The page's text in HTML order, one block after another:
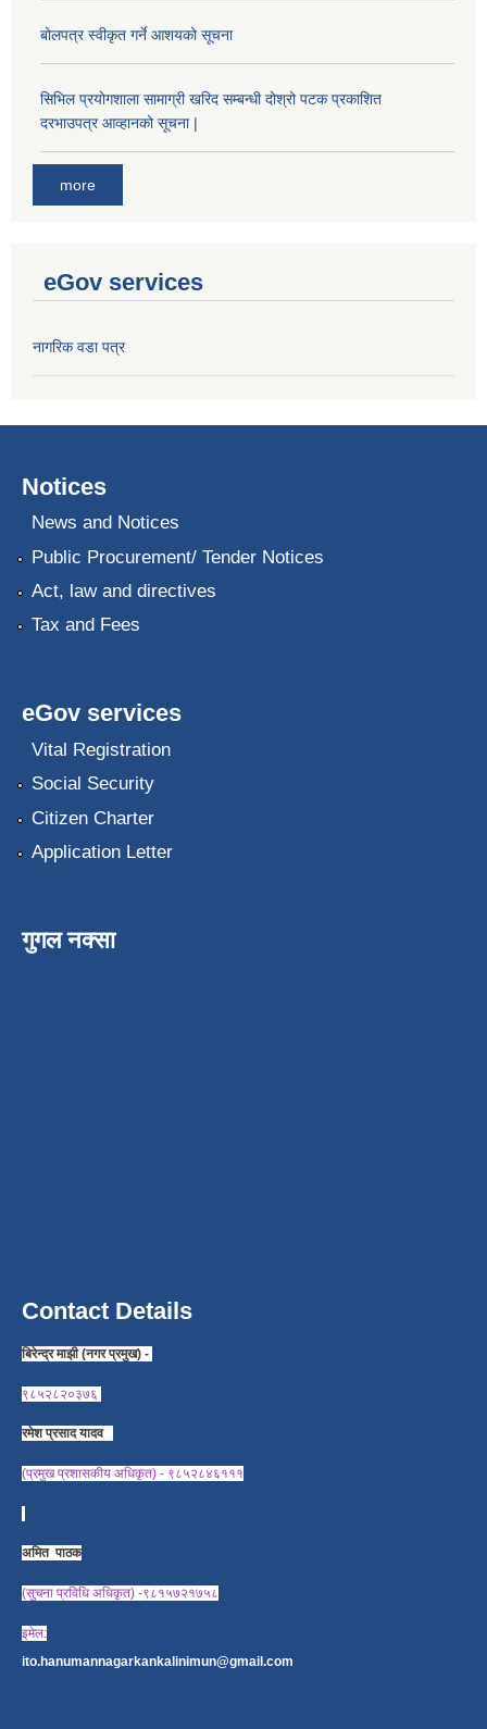
बोलपत्र स्वीकृत गर्ने आशयको सूचना
सिभिल प्रयोगशाला सामाग्री खरिद सम्बन्धी दोश्रो पटक प्रकाशित
दरभाउपत्र आव्हानको सूचना |
more
eGov services
नागरिक वडा पत्र
Notices
News and Notices
Public Procurement/ Tender Notices
Act, law and directives
Tax and Fees
eGov services
Vital Registration
Social Security
Citizen Charter
Application Letter
गुगल नक्सा
Contact Details
बिरेन्द्र माझी (नगर प्रमुख) -
९८५२८२०३७६
रमेश प्रसाद यादव
(प्रमुख प्रशासकीय अधिकृत) - ९८५२८४६१११
अमित पाठक
(सुचना प्रविधि अधिकृत) -९८१५७२१७५८
इमेल:
ito.hanumannagarkankalinimun@gmail.com